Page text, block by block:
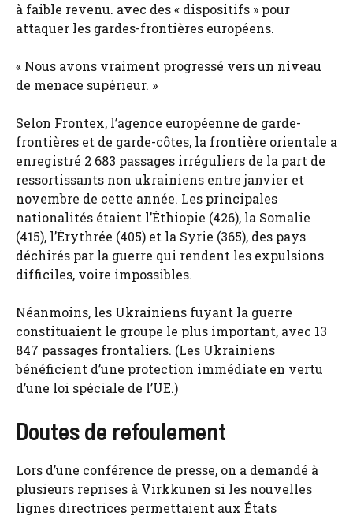
à faible revenu. avec des « dispositifs » pour
attaquer les gardes-frontières européens.
« Nous avons vraiment progressé vers un niveau
de menace supérieur. »
Selon Frontex, l’agence européenne de garde-
frontières et de garde-côtes, la frontière orientale a
enregistré 2 683 passages irréguliers de la part de
ressortissants non ukrainiens entre janvier et
novembre de cette année. Les principales
nationalités étaient l’Éthiopie (426), la Somalie
(415), l’Érythrée (405) et la Syrie (365), des pays
déchirés par la guerre qui rendent les expulsions
difficiles, voire impossibles.
Néanmoins, les Ukrainiens fuyant la guerre
constituaient le groupe le plus important, avec 13
847 passages frontaliers. (Les Ukrainiens
bénéficient d’une protection immédiate en vertu
d’une loi spéciale de l’UE.)
Doutes de refoulement
Lors d’une conférence de presse, on a demandé à
plusieurs reprises à Virkkunen si les nouvelles
lignes directrices permettaient aux États